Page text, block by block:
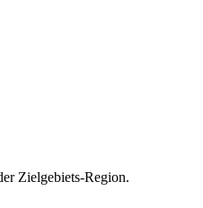
Zielgebiets-Region.